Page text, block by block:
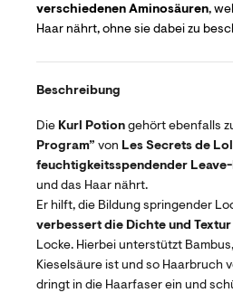
verschiedenen Aminosäuren,
Haar nährt, ohne sie dabei zu
Beschreibung
Die Kurl Potion gehört ebenfalls
Program” von Les Secrets de
feuchtigkeitsspendender
und das Haar nährt.
Er hilft, die Bildung springender
verbessert die Dichte und Textur
Locke. Hierbei unterstützt
Kieselsäure ist und so Haarbruch
dringt in die Haarfaser ein und